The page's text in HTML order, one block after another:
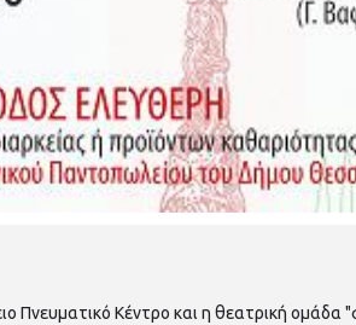
Πνευματικό Κέντρο και η θεατρική